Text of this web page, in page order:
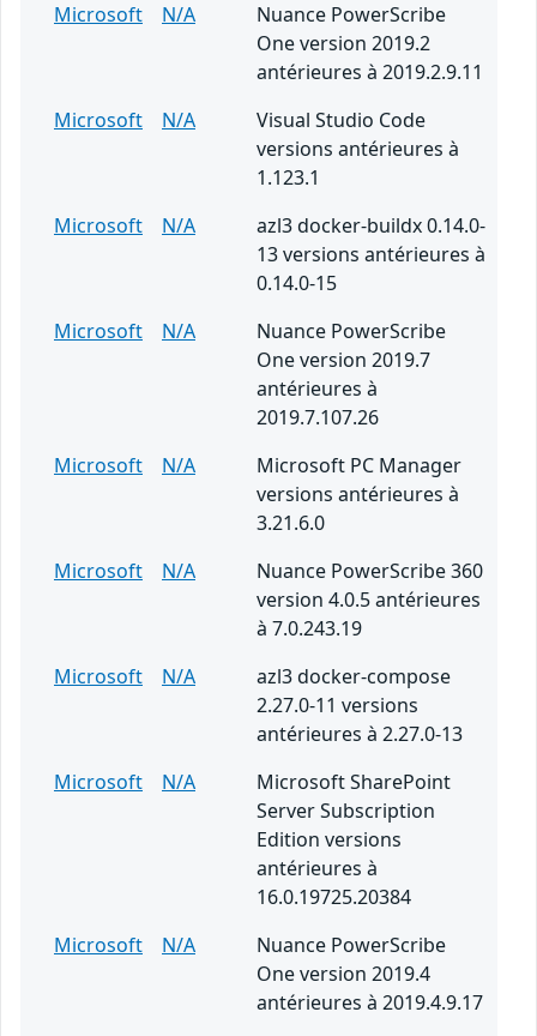
Microsoft
N/A
Nuance PowerScribe
One version 2019.2
antérieures à 2019.2.9.11
Microsoft
N/A
Visual Studio Code
versions antérieures à
1.123.1
Microsoft
N/A
azl3 docker-buildx 0.14.0-
13 versions antérieures à
0.14.0-15
Microsoft
N/A
Nuance PowerScribe
One version 2019.7
antérieures à
2019.7.107.26
Microsoft
N/A
Microsoft PC Manager
versions antérieures à
3.21.6.0
Microsoft
N/A
Nuance PowerScribe 360
version 4.0.5 antérieures
à 7.0.243.19
Microsoft
N/A
azl3 docker-compose
2.27.0-11 versions
antérieures à 2.27.0-13
Microsoft
N/A
Microsoft SharePoint
Server Subscription
Edition versions
antérieures à
16.0.19725.20384
Microsoft
N/A
Nuance PowerScribe
One version 2019.4
antérieures à 2019.4.9.17